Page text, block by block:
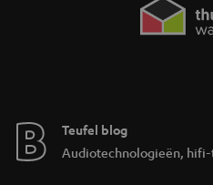
Teufel blog
Audiotechnologieën,